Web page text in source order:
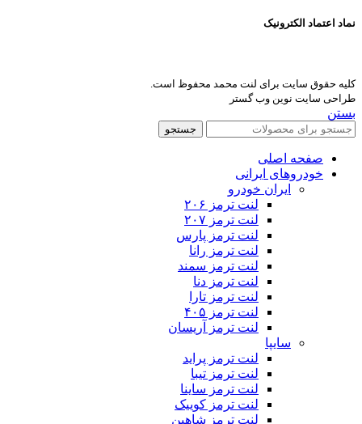
نماد اعتماد الکترونیک
کلیه حقوق سایت برای لنت محمد محفوظ است.
طراحی سایت نوین وب گستر
بستن
جستجو
صفحه اصلی
خودروهای ایرانی
ایران خودرو
لنت ترمز ۲۰۶
لنت ترمز ۲۰۷
لنت ترمز پارس
لنت ترمز رانا
لنت ترمز سمند
لنت ترمز دنا
لنت ترمز تارا
لنت ترمز ۴۰۵
لنت ترمز آریسان
سایپا
لنت ترمز پراید
لنت ترمز تیبا
لنت ترمز ساینا
لنت ترمز کوییک
لنت ترمز شاهین